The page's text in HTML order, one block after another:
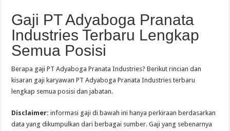
Gaji PT Adyaboga Pranata
Industries Terbaru Lengkap
Semua Posisi
Berapa gaji PT Adyaboga Pranata Industries? Berikut rincian dan
kisaran gaji karyawan PT Adyaboga Pranata Industries terbaru
lengkap semua posisi dan jabatan.
Disclaimer: informasi gaji di bawah ini hanya perkiraan berdasarkan
data yang dikumpulkan dari berbagai sumber. Gaji yang sebenarnya